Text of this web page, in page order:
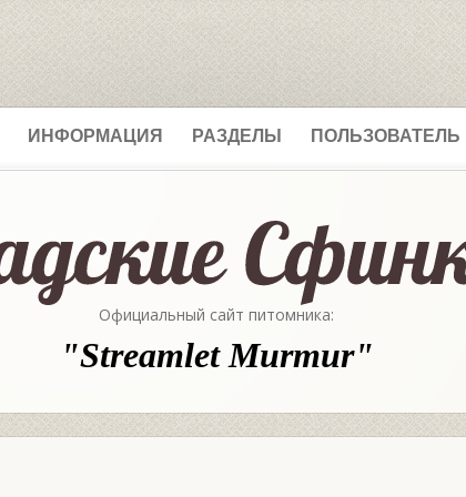
ИНФОРМАЦИЯ РАЗДЕЛЫ ПОЛЬЗОВАТЕЛЬ
Официальный сайт питомника:
"Streamlet Murmur"